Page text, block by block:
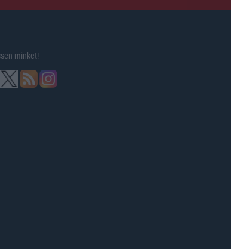
minket!